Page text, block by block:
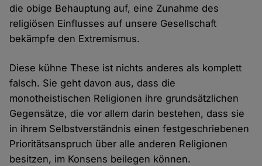
die obige Behauptung auf, eine Zunahme des
religiösen Einflusses auf unsere Gesellschaft
bekämpfe den Extremismus.
Diese kühne These ist nichts anderes als komplett
falsch. Sie geht davon aus, dass die
monotheistischen Religionen ihre grundsätzlichen
Gegensätze, die vor allem darin bestehen, dass sie
in ihrem Selbstverständnis einen festgeschriebenen
Prioritätsanspruch über alle anderen Religionen
besitzen, im Konsens beilegen können.